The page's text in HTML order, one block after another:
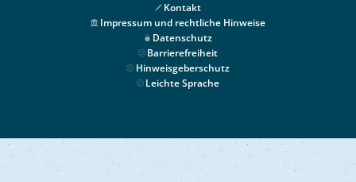
Kontakt
Impressum und rechtliche Hinweise
Datenschutz
Barrierefreiheit
Hinweisgeberschutz
Leichte Sprache